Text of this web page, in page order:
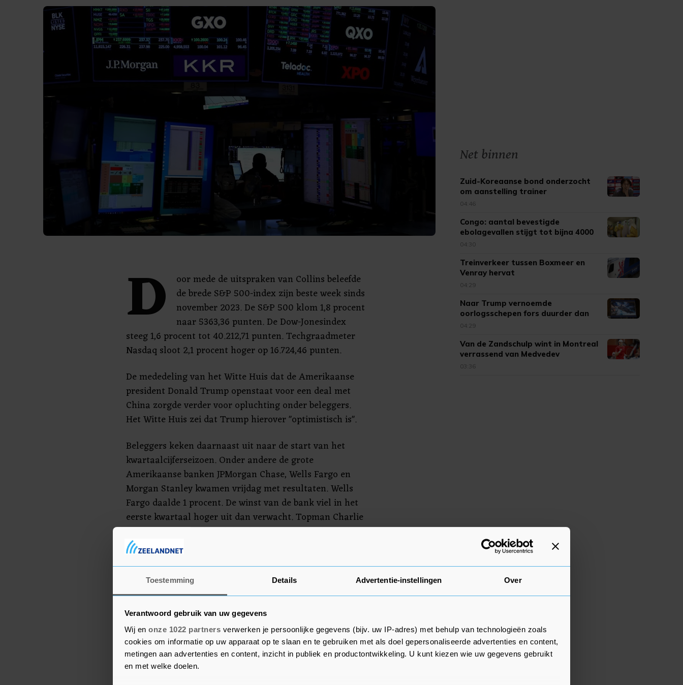
Toestemming Details Advertentie-instellingen Over
Verantwoord gebruik van uw gegevens
Wij en onze 1022 partners verwerken je persoonlijke gegevens (bijv. uw IP-adres) met behulp van technologieën zoals
cookies om informatie op uw apparaat op te slaan en te gebruiken met als doel gepersonaliseerde advertenties en content,
metingen aan advertenties en content, inzicht in publiek en productontwikkeling. U kunt kiezen wie uw gegevens gebruikt
en met welke doelen.
D
oor mede de uitspraken van Collins beleefde
de brede S&P 500-index zijn beste week sinds
november 2023. De S&P 500 klom 1,8 procent
naar 5363,36 punten. De Dow-Jonesindex
steeg 1,6 procent tot 40.212,71 punten. Techgraadmeter
Nasdaq sloot 2,1 procent hoger op 16.724,46 punten.
De mededeling van het Witte Huis dat de Amerikaanse
president Donald Trump openstaat voor een deal met
China zorgde verder voor opluchting onder beleggers.
Het Witte Huis zei dat Trump hierover "optimistisch is".
Beleggers keken daarnaast uit naar de start van het
kwartaalcijferseizoen. Onder andere de grote
Amerikaanse banken JPMorgan Chase, Wells Fargo en
Morgan Stanley kwamen vrijdag met resultaten. Wells
Fargo daalde 1 procent. De winst van de bank viel in het
eerste kwartaal hoger uit dan verwacht. Topman Charlie
Scharf waarschuwde wel dat de heffingen van de VS de
economische groei dreigen te vertragen.
JPMorgan Chase steeg 4 procent. De grootste bank van de
Verenigde Staten boekte afgelopen kwartaal meer omzet
en winst dan verwacht. Topman Jamie Dimon zei wel
"aanzienlijke turbulentie" te voorzien voor de
Amerikaanse economie. Dimon waarschuwde woensdag
nog dat het agressieve Amerikaanse tariefbeleid
waarschijnlijk zal leiden tot een recessie in de grootste
economie ter wereld. Trump besloot kort daarna de
Net binnen
Zuid-Koreaanse bond onderzocht
om aanstelling trainer
04:46
Congo: aantal bevestigde
ebolagevallen stijgt tot bijna 4000
04:30
Treinverkeer tussen Boxmeer en
Venray hervat
04:29
Naar Trump vernoemde
oorlogsschepen fors duurder dan
verwacht
04:29
Van de Zandschulp wint in Montreal
verrassend van Medvedev
03:36